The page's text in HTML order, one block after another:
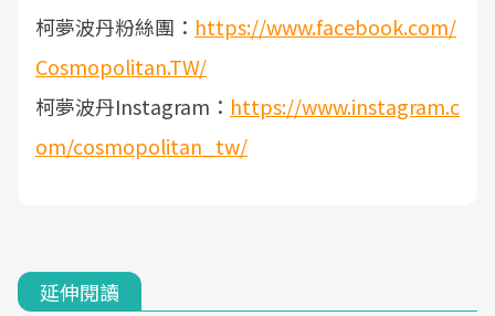
柯夢波丹粉絲團： https://www.facebook.com/
Cosmopolitan.TW/
柯夢波丹Instagram： https://www.instagram.c
om/cosmopolitan_tw/
延伸閱讀